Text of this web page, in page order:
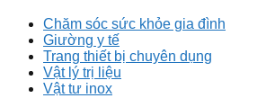
Chăm sóc sức khỏe gia đình
Giường y tế
Trang thiết bị chuyên dụng
Vật lý trị liệu
Vật tư inox